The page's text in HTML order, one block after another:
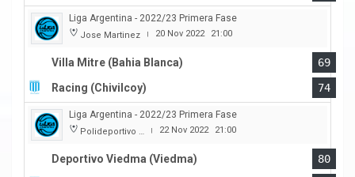
Liga Argentina - 2022/23 Primera Fase
Jose Martinez | 20 Nov 2022 21:00
Villa Mitre (Bahia Blanca)
69
Racing (Chivilcoy)
74
Liga Argentina - 2022/23 Primera Fase
Polideportivo Municipal Ángel Cayetano Arias | 22 Nov 2022 21:00
Deportivo Viedma (Viedma)
80